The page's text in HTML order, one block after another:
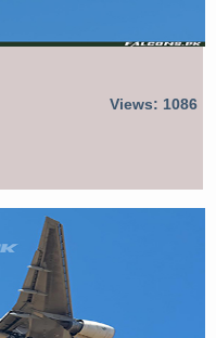
Views: 1086